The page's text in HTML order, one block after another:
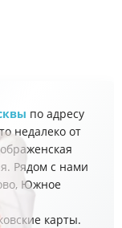
по адресу
недалеко от
Рядом с нами
Южное
карты.